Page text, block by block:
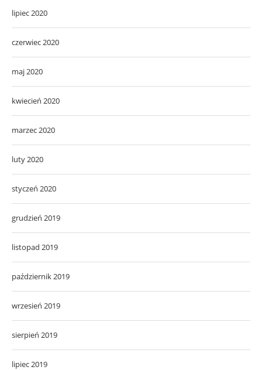
lipiec 2020
czerwiec 2020
maj 2020
kwiecień 2020
marzec 2020
luty 2020
styczeń 2020
grudzień 2019
listopad 2019
październik 2019
wrzesień 2019
sierpień 2019
lipiec 2019